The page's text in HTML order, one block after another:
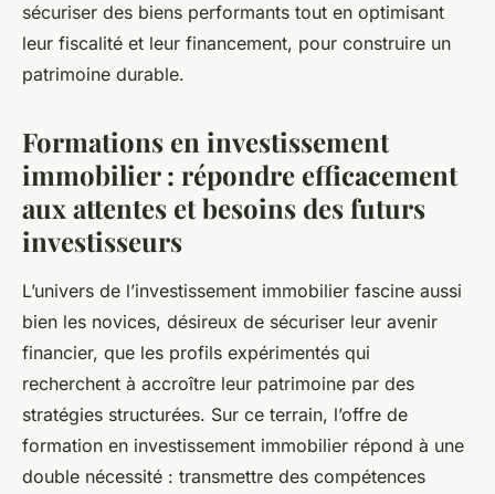
sécuriser des biens performants tout en optimisant
leur fiscalité et leur financement, pour construire un
patrimoine durable.
Formations en investissement
immobilier : répondre efficacement
aux attentes et besoins des futurs
investisseurs
L’univers de l’investissement immobilier fascine aussi
bien les novices, désireux de sécuriser leur avenir
financier, que les profils expérimentés qui
recherchent à accroître leur patrimoine par des
stratégies structurées. Sur ce terrain, l’offre de
formation en investissement immobilier répond à une
double nécessité : transmettre des compétences